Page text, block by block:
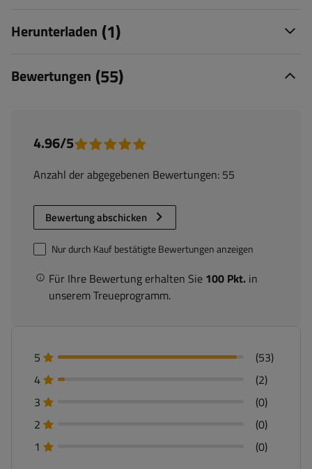
Herunterladen (1)
Bewertungen (55)
4.96/5
Anzahl der abgegebenen Bewertungen: 55
Bewertung abschicken
Für Ihre Bewertung erhalten Sie 100 Pkt. in
unserem Treueprogramm.
Nur durch Kauf bestätigte Bewertungen anzeigen
5
(53)
4
(2)
3
(0)
2
(0)
1
(0)